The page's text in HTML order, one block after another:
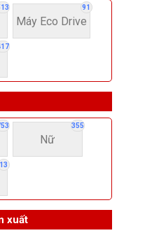
91
Máy Eco Drive
355
Nữ
13
xuất